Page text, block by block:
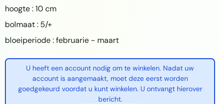
hoogte : 10 cm
bolmaat : 5/+
bloeiperiode : februarie - maart
U heeft een account nodig om te winkelen. Nadat uw
account is aangemaakt, moet deze eerst worden
goedgekeurd voordat u kunt winkelen. U ontvangt hierover
bericht.